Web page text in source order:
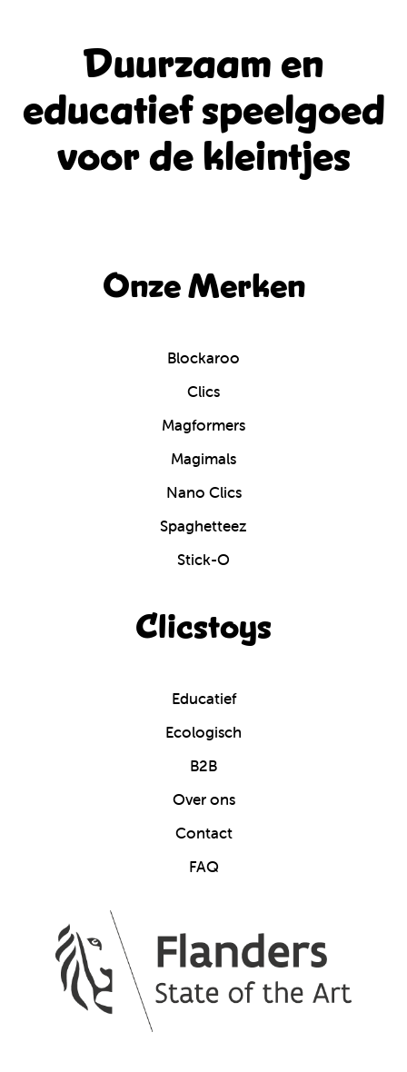
Duurzaam en
educatiefspeelgoed
voor de kleintjes
Onze Merken
Blockaroo
Clics
Magformers
Magimals
Nano Clics
Spaghetteez
Stick-O
Clicstoys
Educatief
Ecologisch
B2B
Over ons
Contact
FAQ